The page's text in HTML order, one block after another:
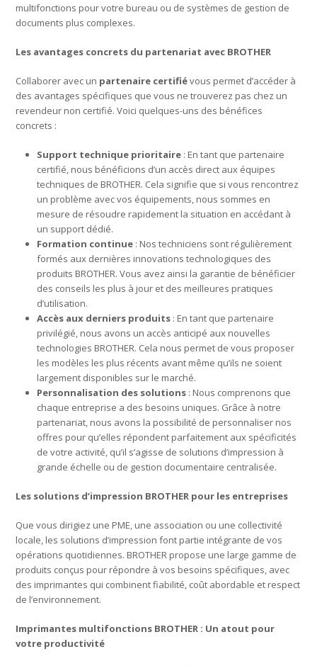
multifonctions pour votre bureau ou de systèmes de gestion de
documents plus complexes.
Les avantages concrets du partenariat avec BROTHER
Collaborer avec un partenaire certifiévous permet d’accéder à
des avantages spécifiques que vous ne trouverez pas chez un
revendeur non certifié. Voici quelques-uns des bénéfices
concrets :
Support technique prioritaire : En tant que partenaire
certifié, nous bénéficions d’un accès direct aux équipes
techniques de BROTHER. Cela signifie que si vous rencontrez
un problème avec vos équipements, nous sommes en
mesure de résoudre rapidement la situation en accédant à
un support dédié.
Formation continue : Nos techniciens sont régulièrement
formés aux dernières innovations technologiques des
produits BROTHER. Vous avez ainsi la garantie de bénéficier
des conseils les plus à jour et des meilleures pratiques
d’utilisation.
Accès aux derniers produits : En tant que partenaire
privilégié, nous avons un accès anticipé aux nouvelles
technologies BROTHER. Cela nous permet de vous proposer
les modèles les plus récents avant même qu’ils ne soient
largement disponibles sur le marché.
Personnalisation des solutions : Nous comprenons que
chaque entreprise a des besoins uniques. Grâce à notre
partenariat, nous avons la possibilité de personnaliser nos
offres pour qu’elles répondent parfaitement aux spécificités
de votre activité, qu’il s’agisse de solutions d’impression à
grande échelle ou de gestion documentaire centralisée.
Les solutions d’impression BROTHER pour les entreprises
Que vous dirigiez une PME, une association ou une collectivité
locale, les solutions d’impression font partie intégrante de vos
opérations quotidiennes. BROTHER propose une large gamme de
produits conçus pour répondre à vos besoins spécifiques, avec
des imprimantes qui combinent fiabilité, coût abordable et respect
de l’environnement.
Imprimantes multifonctions BROTHER : Un atout pour
votre productivité